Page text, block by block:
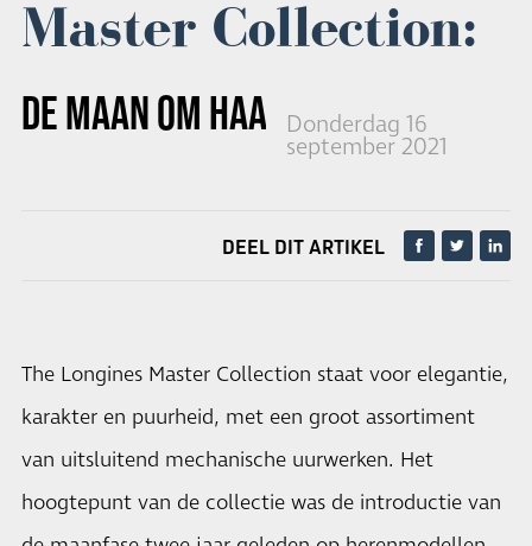
Master Collection:
DE MAAN OM HAAR POLS
Donderdag 16
september 2021
DEEL DIT ARTIKEL
The Longines Master Collection staat voor elegantie,
karakter en puurheid, met een groot assortiment
van uitsluitend mechanische uurwerken. Het
hoogtepunt van de collectie was de introductie van